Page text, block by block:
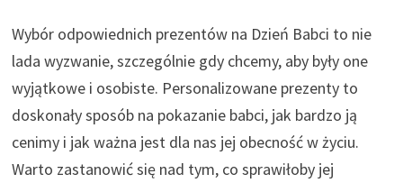
Wybór odpowiednich prezentów na Dzień Babci to nie
lada wyzwanie, szczególnie gdy chcemy, aby były one
wyjątkowe i osobiste. Personalizowane prezenty to
doskonały sposób na pokazanie babci, jak bardzo ją
cenimy i jak ważna jest dla nas jej obecność w życiu.
Warto zastanowić się nad tym, co sprawiłoby jej